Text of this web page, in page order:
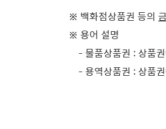
※ 백화점상품권 등의
※ 용어 설명
- 물품상품권 : 상품
- 용역상품권 : 상품